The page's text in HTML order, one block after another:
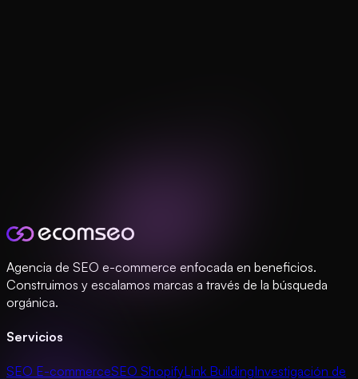
Agencia de SEO e-commerce enfocada en beneficios.
Construimos y escalamos marcas a través de la búsqueda
orgánica.
Servicios
SEO E-commerceSEO ShopifyLink BuildingInvestigación de